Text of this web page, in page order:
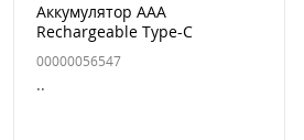
Аккумулятор AAA
Rechargeable Type-C
пальчиковый
00000056547
..